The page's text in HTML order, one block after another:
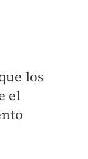
los
el